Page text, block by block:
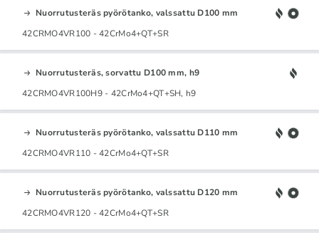
Nuorrutusteräs pyörötanko, valssattu D100 mm
42CRMO4VR100 - 42CrMo4+QT+SR
Nuorrutusteräs, sorvattu D100 mm, h9
42CRMO4VR100H9 - 42CrMo4+QT+SH, h9
Nuorrutusteräs pyörötanko, valssattu D110 mm
42CRMO4VR110 - 42CrMo4+QT+SR
Nuorrutusteräs pyörötanko, valssattu D120 mm
42CRMO4VR120 - 42CrMo4+QT+SR